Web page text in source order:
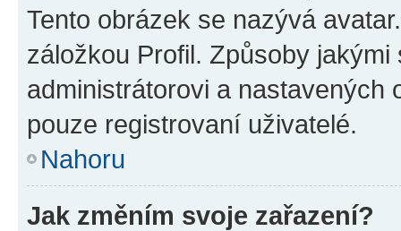
Tento obrázek se nazývá
záložkou Profil. Způsoby
administrátorovi a nastavených
pouze registrovaní uživatelé.
Nahoru
Jak změním svoje zařazení?